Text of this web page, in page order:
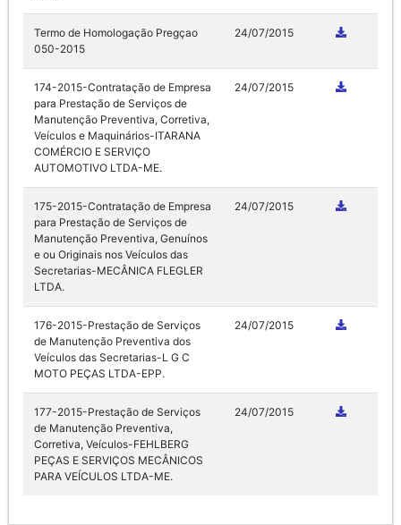
Termo de Homologação Pregçao
050-2015
24/07/2015
174-2015-Contratação de Empresa
para Prestação de Serviços de
Manutenção Preventiva, Corretiva,
Veículos e Maquinários-ITARANA
COMÉRCIO E SERVIÇO
AUTOMOTIVO LTDA-ME.
24/07/2015
175-2015-Contratação de Empresa
para Prestação de Serviços de
Manutenção Preventiva, Genuínos
e ou Originais nos Veículos das
Secretarias-MECÂNICA FLEGLER
LTDA.
24/07/2015
176-2015-Prestação de Serviços
de Manutenção Preventiva dos
Veículos das Secretarias-L G C
MOTO PEÇAS LTDA-EPP.
24/07/2015
177-2015-Prestação de Serviços
de Manutenção Preventiva,
Corretiva, Veículos-FEHLBERG
PEÇAS E SERVIÇOS MECÂNICOS
PARA VEÍCULOS LTDA-ME.
24/07/2015